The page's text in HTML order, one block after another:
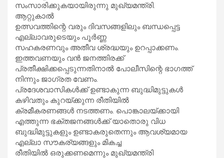
സംസാരിക്കുകയായിരുന്നു മുഖ്യമന്ത്രി.
ആറ്റുകാൽ
ഉത്സവത്തിന്റെ വരും ദിവസങ്ങളിലും ബന്ധപ്പെട്ട
എല്ലാവരുടെയും പൂർണ്ണ
സഹകരണവും അതീവ ശ്രദ്ധയും ഉറപ്പാക്കണം.
ഇത്തവണയും വൻ ജനത്തിരക്ക്
പ്രതീക്ഷിക്കപ്പെടുന്നതിനാൽ പോലീസിന്റെ ഭാഗത്ത്
നിന്നും ജാഗ്രത വേണം.
പ്രദേശവാസികൾക്ക് ഉണ്ടാകുന്ന ബുദ്ധിമുട്ടുകൾ
കഴിവതും കുറയ്ക്കുന്ന രീതിയിൽ
ക്രമീകരണങ്ങൾ നടത്തണം. പൊങ്കാലയ്ക്കായി
എത്തുന്ന ഭക്തജനങ്ങൾക്ക് യാതൊരു വിധ
ബുദ്ധിമുട്ടുകളും ഉണ്ടാകരുതെന്നും ആവശ്യമായ
എല്ലാ സൗകര്യങ്ങളും മികച്ച
രീതിയിൽ ഒരുക്കണമെന്നും മുഖ്യമന്ത്രി